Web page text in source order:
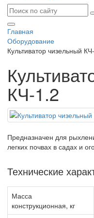
Главная
Оборудование
Культиватор чизельный
КЧ-1.2
Предназначен для
легких почвах в садах и
Технические
Масса
конструкционная, кг